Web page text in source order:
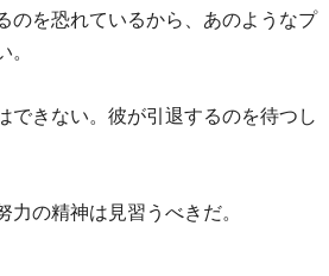
のを恐れているから、あのようなプ
。
できない。彼が引退するのを待つし
力の精神は見習うべきだ。